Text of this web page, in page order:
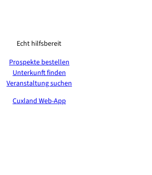
Echt hilfsbereit
Prospekte bestellen
Unterkunft finden
Veranstaltung suchen
Cuxland Web-App